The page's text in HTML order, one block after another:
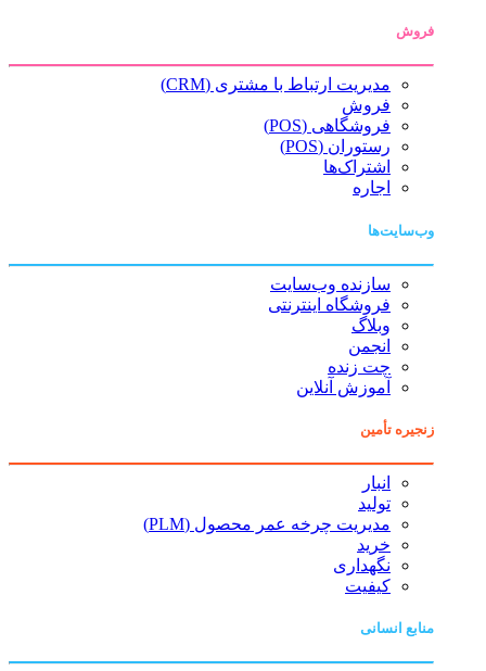
فروش
مدیریت ارتباط با مشتری (CRM)
فروش
فروشگاهی (POS)
رستوران (POS)
اشتراک‌ها
اجاره
وب‌سایت‌ها
سازنده وب‌سایت
فروشگاه اینترنتی
وبلاگ
انجمن
چت زنده
آموزش آنلاین
زنجیره تأمین
انبار
تولید
مدیریت چرخه عمر محصول (PLM)
خرید
نگهداری
کیفیت
منابع انسانی